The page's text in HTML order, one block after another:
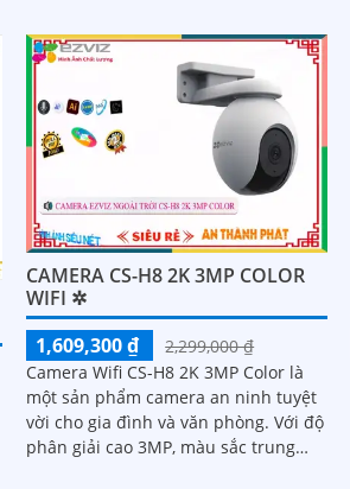
CAMERA CS-H8 2K 3MP COLOR
WIFI ✲
1,609,300 ₫
2,299,000 ₫
Camera Wifi CS-H8 2K 3MP Color là
một sản phẩm camera an ninh tuyệt
vời cho gia đình và văn phòng. Với độ
phân giải cao 3MP, màu sắc trung